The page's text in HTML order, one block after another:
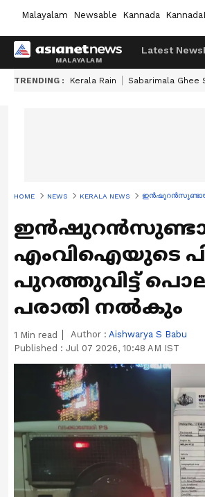
Malayalam Newsable Kannada
Latest News
TRENDING : Kerala Rain Sabarimala Ghee
HOME NEWS KERALA NEWS
എംവിഐയുടെ
പുറത്തുവിട്ട്
പരാതി നൽകും
1 Min read Author : Aishwarya S Babu
Published : Jul 07 2026, 10:48 AM IST